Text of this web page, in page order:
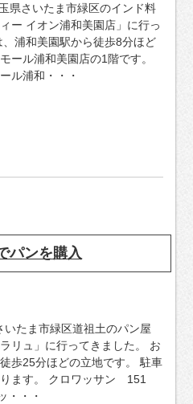
県さいたま市緑区のインド料
ー イオン浦和美園店」に行っ
浦和美園駅から徒歩8分ほど
ール浦和美園店の1階です。
ル浦和・・・
パンを購入
たま市緑区道祖土のパン屋
リュ」に行ってきました。 お
歩25分ほどの立地です。 駐車
ます。 クロワッサン 151
・・・